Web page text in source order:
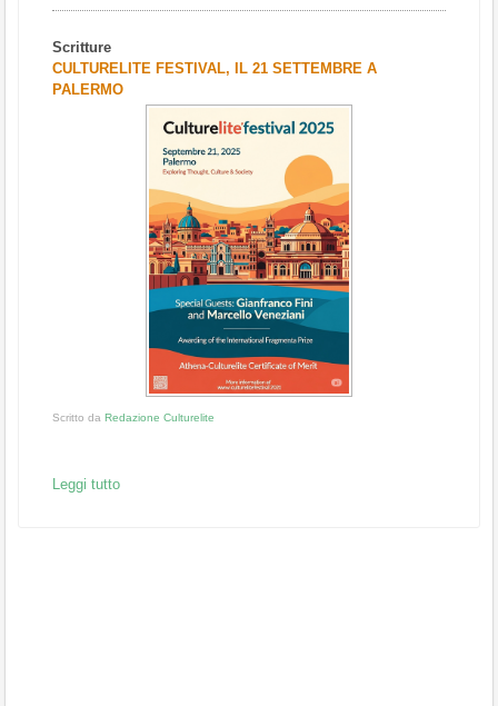
Scritture
CULTURELITE FESTIVAL, IL 21 SETTEMBRE A
PALERMO
Scritto da Redazione Culturelite
Leggi tutto